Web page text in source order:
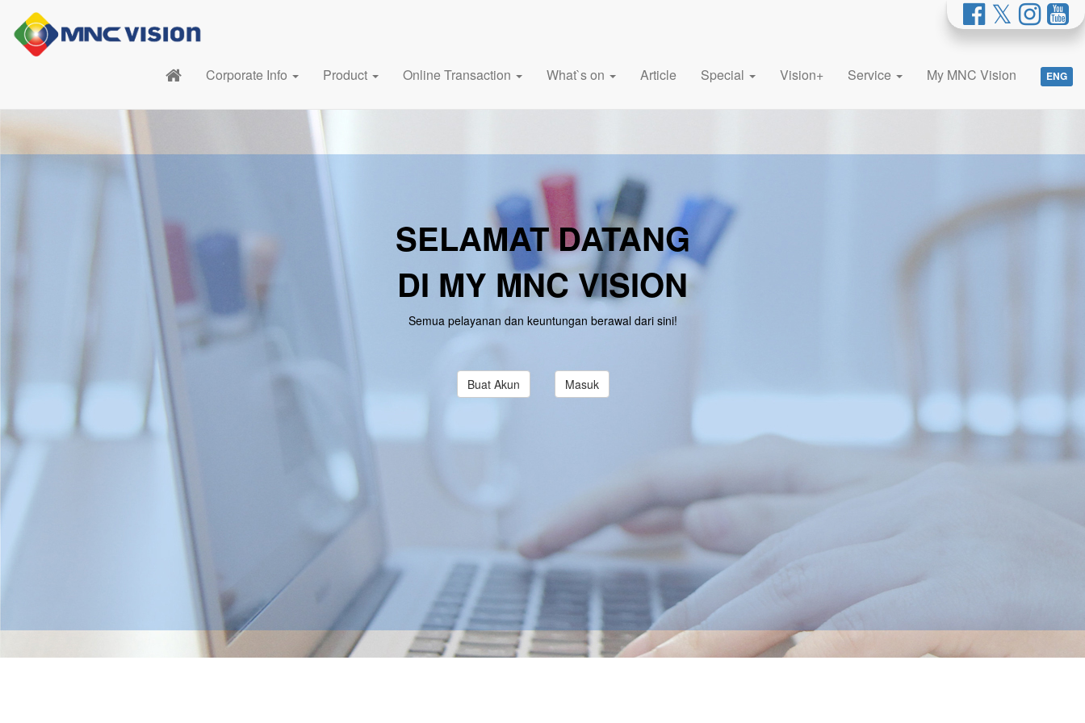
Corporate Info Product Online Transaction What`s on Article Special Vision+ Service My MNC Vision ENG
SELAMAT DATANG
DI MY MNC VISION
Semua pelayanan dan keuntungan berawal dari sini!
Buat Akun Masuk